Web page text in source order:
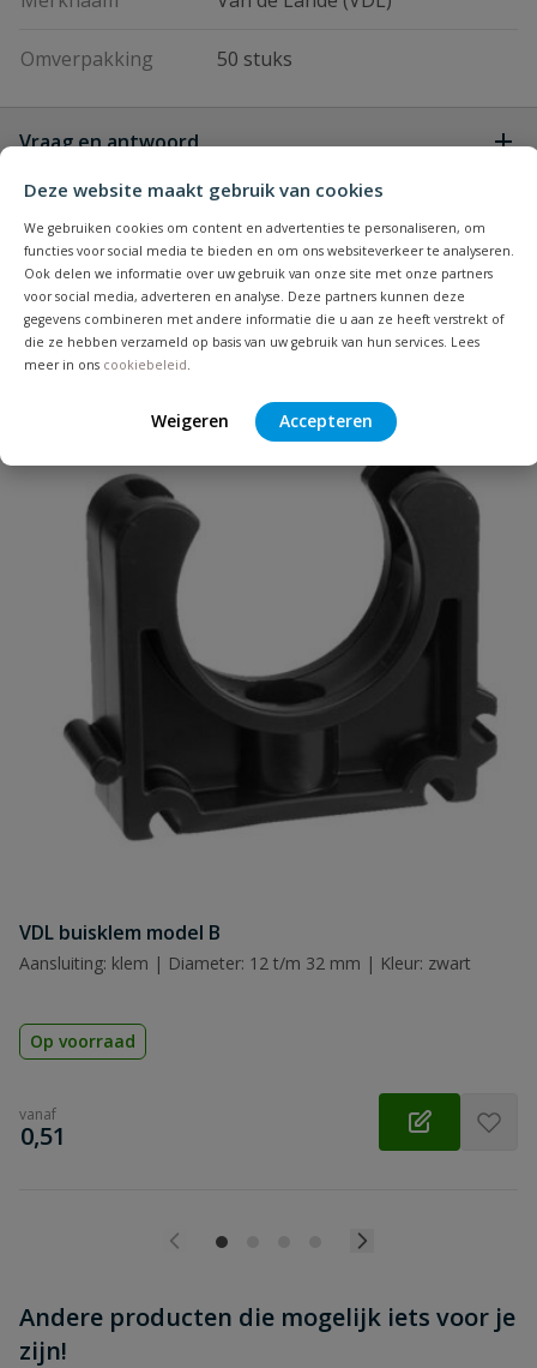
Deze website maakt gebruik van cookies
We gebruiken cookies om content en advertenties te personaliseren, om
functies voor social media te bieden en om ons websiteverkeer te analyseren.
Ook delen we informatie over uw gebruik van onze site met onze partners
voor social media, adverteren en analyse. Deze partners kunnen deze
gegevens combineren met andere informatie die u aan ze heeft verstrekt of
die ze hebben verzameld op basis van uw gebruik van hun services. Lees
meer in ons cookiebeleid.
Weigeren Accepteren
Omverpakking 50 stuks
Vraag en antwoord
Geen vragen
Heb je zelf ook een vraag over
dit product?
Stel jouw
vraag
Schrijf zelf een beoordeling
Je beoordeelt:VDL PVC handvorm bocht 75 x 75
Samenvatting
Beoordeling
Beoordeling versturen
Bijpassende producten
VDL buisklem model B
Aansluiting: klem | Diameter: 12 t/m 32 mm | Kleur: zwart
Op voorraad
vanaf
€
0,51
Andere producten die mogelijk iets voor je
zijn!